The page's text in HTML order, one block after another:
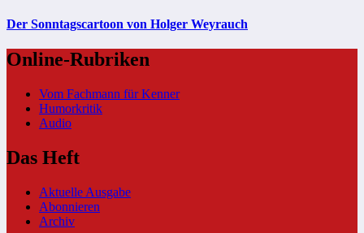
Der Sonntagscartoon von Holger Weyrauch
Online-Rubriken
Vom Fachmann für Kenner
Humorkritik
Audio
Das Heft
Aktuelle Ausgabe
Abonnieren
Archiv